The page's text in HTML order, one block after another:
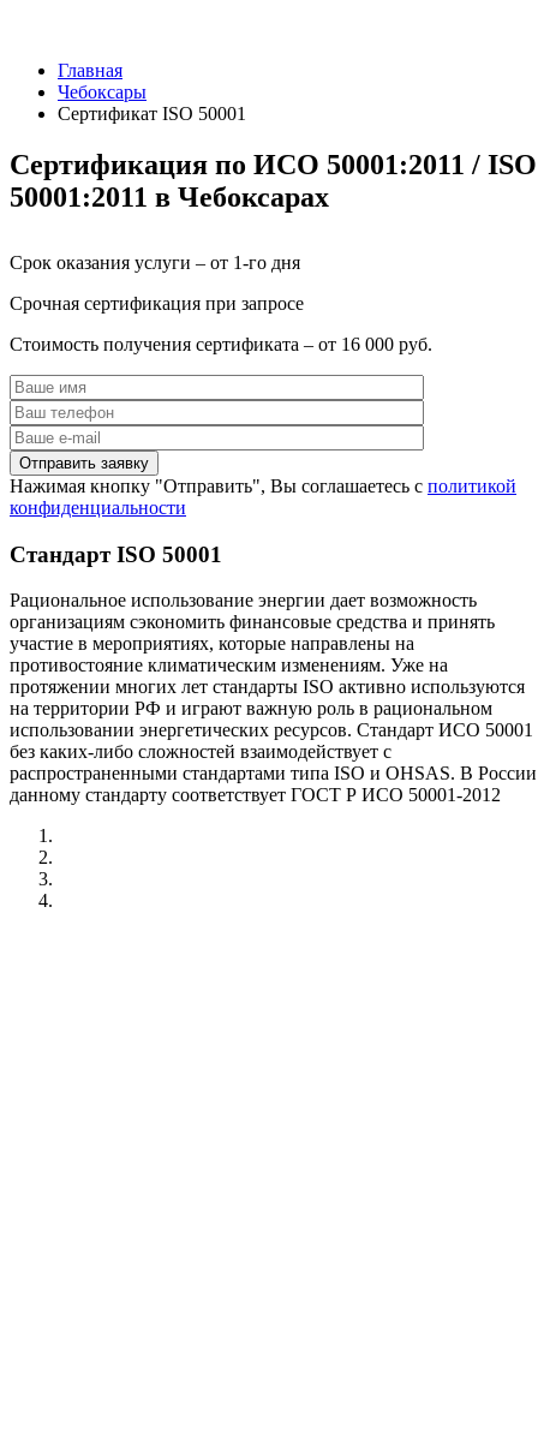
Главная
Чебоксары
Сертификат ISO 50001
Сертификация по ИСО 50001:2011 / ISO
50001:2011 в Чебоксарах
Срок оказания услуги – от 1-го дня
Срочная сертификация при запросе
Стоимость получения сертификата – от 16 000 руб.
Нажимая кнопку "Отправить", Вы соглашаетесь с политикой
конфиденциальности
Стандарт ISO 50001
Рациональное использование энергии дает возможность
организациям сэкономить финансовые средства и принять
участие в мероприятиях, которые направлены на
противостояние климатическим изменениям. Уже на
протяжении многих лет стандарты ISO активно используются
на территории РФ и играют важную роль в рациональном
использовании энергетических ресурсов. Стандарт ИСО 50001
без каких-либо сложностей взаимодействует с
распространенными стандартами типа ISO и OHSAS. В России
данному стандарту соответствует ГОСТ Р ИСО 50001-2012